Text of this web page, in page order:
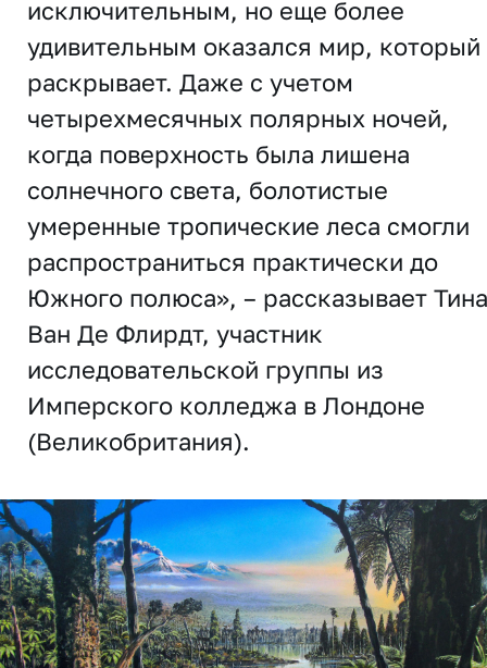
исключительным, но еще более
удивительным оказался мир, который
раскрывает. Даже с учетом
четырехмесячных полярных ночей,
когда поверхность была лишена
солнечного света, болотистые
умеренные тропические леса смогли
распространиться практически до
Южного полюса», – рассказывает Тина
Ван Де Флирдт, участник
исследовательской группы из
Имперского колледжа в Лондоне
(Великобритания).